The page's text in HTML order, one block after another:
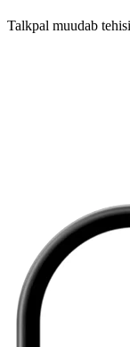
Talkpal muudab